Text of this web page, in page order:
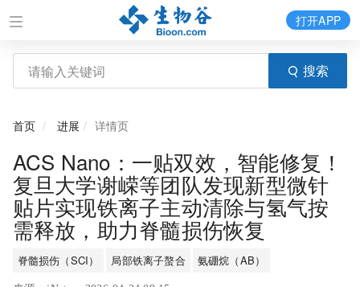
搜索
打开APP
首页 进展 详情页
ACS Nano：一贴双效，智能修复！
复旦大学谢嵘等团队发现新型微针
贴片实现铁离子主动清除与氢气按
需释放，助力脊髓损伤恢复
脊髓损伤（SCI） 局部铁离子螯合 氨硼烷（AB）